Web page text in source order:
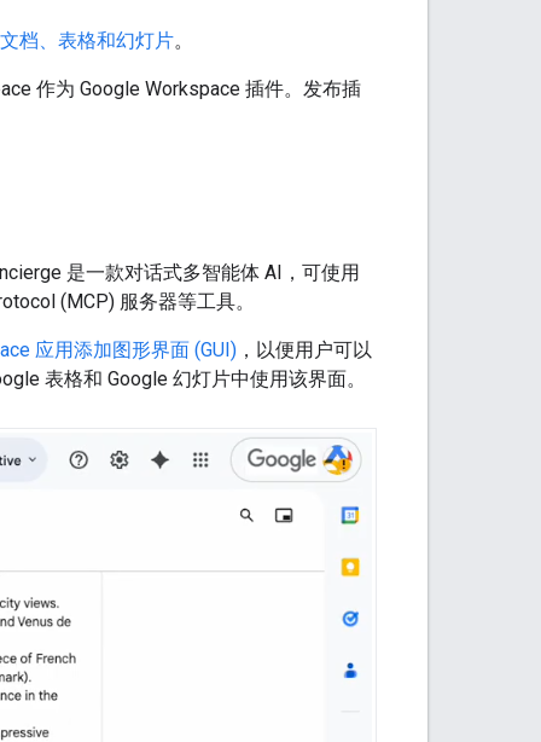
文档、表格和幻灯片。
作为 Google Workspace 插件。发布插
是一款对话式多智能体 AI，可使用
(MCP) 服务器等工具。
应用添加图形界面 (GUI) ，以便用户可以
表格和 Google 幻灯片中使用该界面。